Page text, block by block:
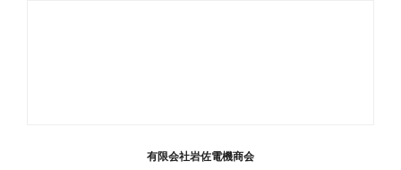
有限会社岩佐電機商会